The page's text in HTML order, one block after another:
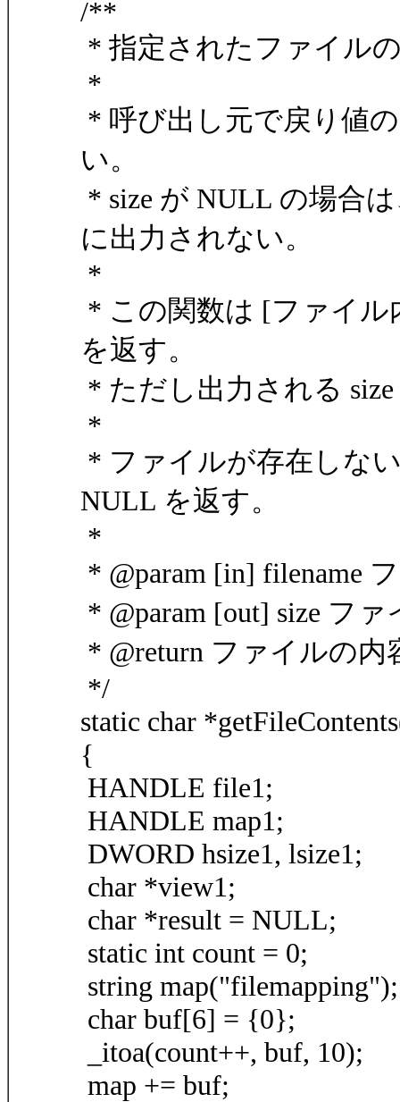
/**
* 指定されたファイル
*
* 呼び出し元で戻り値
い。
* size が NULL の場合
に出力されない。
*
* この関数は [ファイ
を返す。
* ただし出力される
*
* ファイルが存在しな
NULL を返す。
*
* @param [in] filename
* @param [out] size フ
* @return ファイルの内
*/
static char
{
HANDLE file1;
HANDLE map1;
DWORD hsize1, lsize1;
char *view1;
char *result = NULL;
static int count = 0;
string map("filemapping");
char buf[6] = {0};
_itoa(count++, buf, 10);
map += buf;